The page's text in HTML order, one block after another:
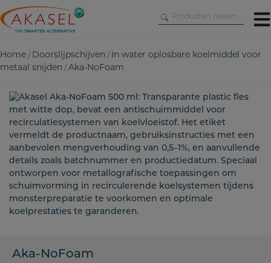
Skip
to
content
Home / Doorslijpschijven / In water oplosbare koelmiddel voor
metaal snijden /Aka-NoFoam
Aka-NoFoam